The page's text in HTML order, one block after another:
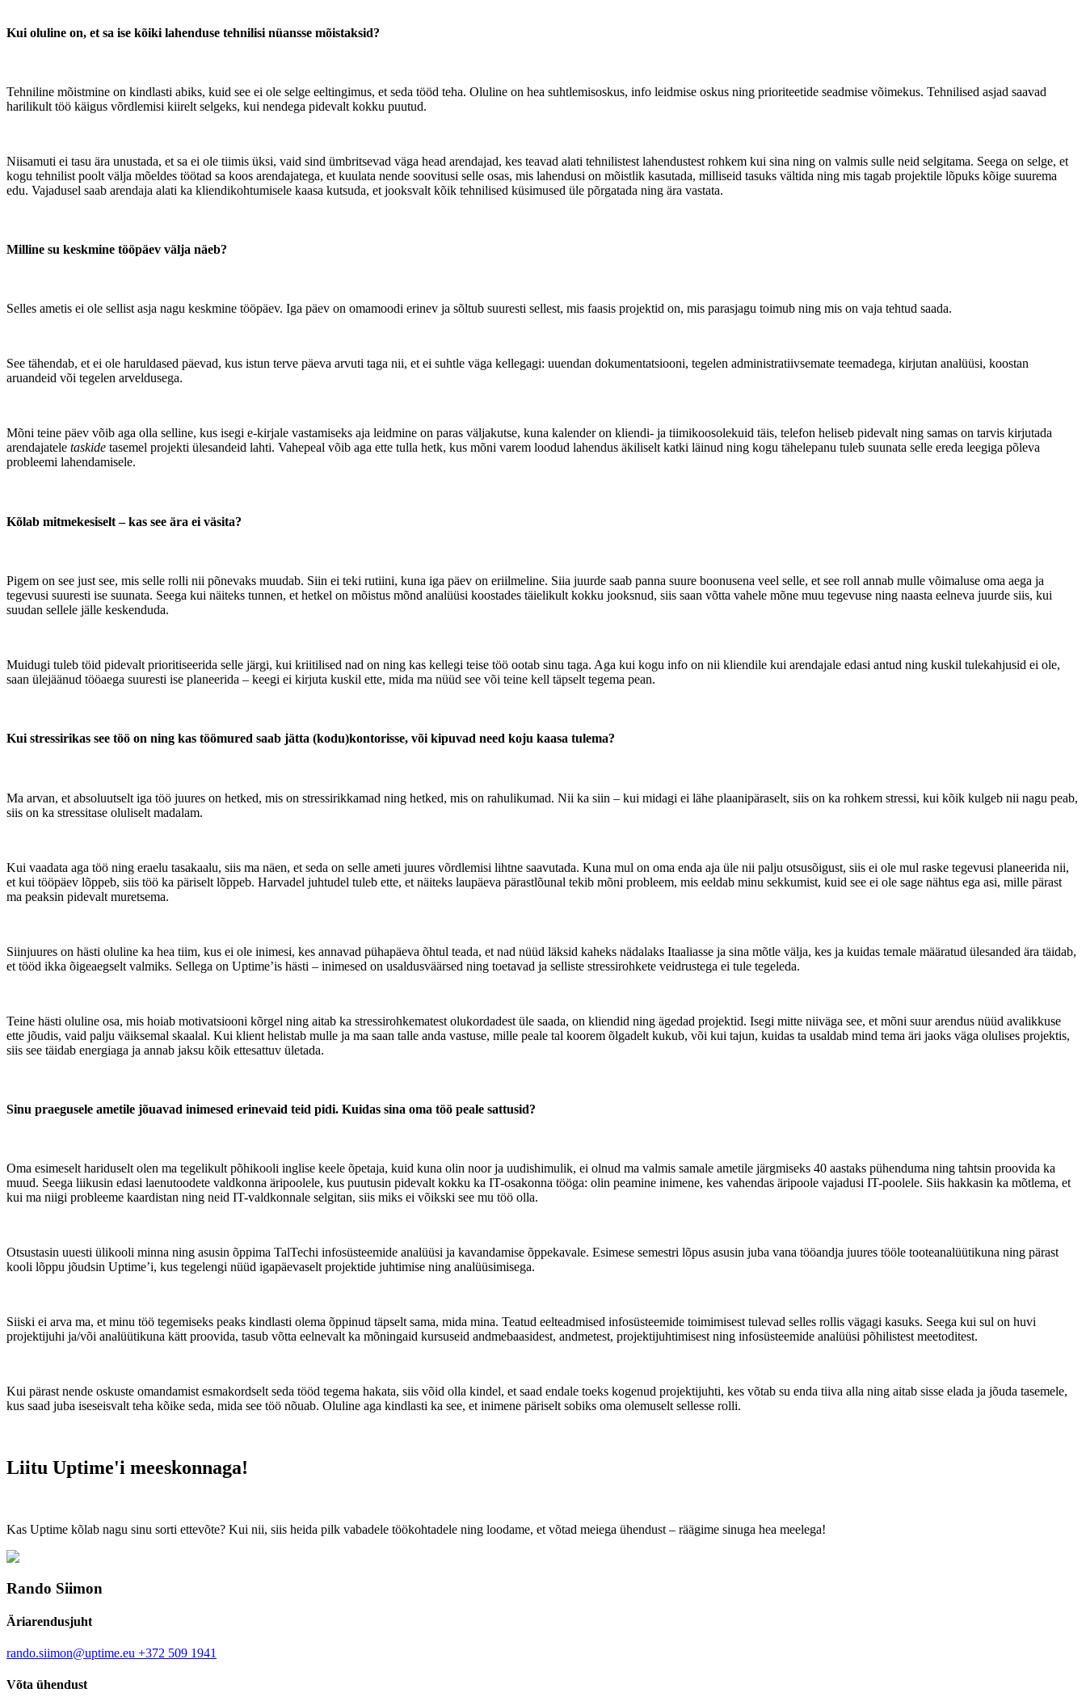
Kui oluline on, et sa ise kõiki lahenduse tehnilisi nüansse mõistaksid?
Tehniline mõistmine on kindlasti abiks, kuid see ei ole selge eeltingimus, et seda tööd teha. Oluline on hea suhtlemisoskus, info leidmise oskus ning prioriteetide seadmise võimekus. Tehnilised asjad saavad
harilikult töö käigus võrdlemisi kiirelt selgeks, kui nendega pidevalt kokku puutud.
Niisamuti ei tasu ära unustada, et sa ei ole tiimis üksi, vaid sind ümbritsevad väga head arendajad, kes teavad alati tehnilistest lahendustest rohkem kui sina ning on valmis sulle neid selgitama. Seega on selge, et
kogu tehnilist poolt välja mõeldes töötad sa koos arendajatega, et kuulata nende soovitusi selle osas, mis lahendusi on mõistlik kasutada, milliseid tasuks vältida ning mis tagab projektile lõpuks kõige suurema
edu. Vajadusel saab arendaja alati ka kliendikohtumisele kaasa kutsuda, et jooksvalt kõik tehnilised küsimused üle põrgatada ning ära vastata.
Milline su keskmine tööpäev välja näeb?
Selles ametis ei ole sellist asja nagu keskmine tööpäev. Iga päev on omamoodi erinev ja sõltub suuresti sellest, mis faasis projektid on, mis parasjagu toimub ning mis on vaja tehtud saada.
See tähendab, et ei ole haruldased päevad, kus istun terve päeva arvuti taga nii, et ei suhtle väga kellegagi: uuendan dokumentatsiooni, tegelen administratiivsemate teemadega, kirjutan analüüsi, koostan
aruandeid või tegelen arveldusega.
Mõni teine päev võib aga olla selline, kus isegi e-kirjale vastamiseks aja leidmine on paras väljakutse, kuna kalender on kliendi- ja tiimikoosolekuid täis, telefon heliseb pidevalt ning samas on tarvis kirjutada
arendajatele taskide tasemel projekti ülesandeid lahti. Vahepeal võib aga ette tulla hetk, kus mõni varem loodud lahendus äkiliselt katki läinud ning kogu tähelepanu tuleb suunata selle ereda leegiga põleva
probleemi lahendamisele.
Kõlab mitmekesiselt – kas see ära ei väsita?
Pigem on see just see, mis selle rolli nii põnevaks muudab. Siin ei teki rutiini, kuna iga päev on eriilmeline. Siia juurde saab panna suure boonusena veel selle, et see roll annab mulle võimaluse oma aega ja
tegevusi suuresti ise suunata. Seega kui näiteks tunnen, et hetkel on mõistus mõnd analüüsi koostades täielikult kokku jooksnud, siis saan võtta vahele mõne muu tegevuse ning naasta eelneva juurde siis, kui
suudan sellele jälle keskenduda.
Muidugi tuleb töid pidevalt prioritiseerida selle järgi, kui kriitilised nad on ning kas kellegi teise töö ootab sinu taga. Aga kui kogu info on nii kliendile kui arendajale edasi antud ning kuskil tulekahjusid ei ole,
saan ülejäänud tööaega suuresti ise planeerida – keegi ei kirjuta kuskil ette, mida ma nüüd see või teine kell täpselt tegema pean.
Kui stressirikas see töö on ning kas töömured saab jätta (kodu)kontorisse, või kipuvad need koju kaasa tulema?
Ma arvan, et absoluutselt iga töö juures on hetked, mis on stressirikkamad ning hetked, mis on rahulikumad. Nii ka siin – kui midagi ei lähe plaanipäraselt, siis on ka rohkem stressi, kui kõik kulgeb nii nagu peab,
siis on ka stressitase oluliselt madalam.
Kui vaadata aga töö ning eraelu tasakaalu, siis ma näen, et seda on selle ameti juures võrdlemisi lihtne saavutada. Kuna mul on oma enda aja üle nii palju otsusõigust, siis ei ole mul raske tegevusi planeerida nii,
et kui tööpäev lõppeb, siis töö ka päriselt lõppeb. Harvadel juhtudel tuleb ette, et näiteks laupäeva pärastlõunal tekib mõni probleem, mis eeldab minu sekkumist, kuid see ei ole sage nähtus ega asi, mille pärast
ma peaksin pidevalt muretsema.
Siinjuures on hästi oluline ka hea tiim, kus ei ole inimesi, kes annavad pühapäeva õhtul teada, et nad nüüd läksid kaheks nädalaks Itaaliasse ja sina mõtle välja, kes ja kuidas temale määratud ülesanded ära täidab,
et tööd ikka õigeaegselt valmiks. Sellega on Uptime’is hästi – inimesed on usaldusväärsed ning toetavad ja selliste stressirohkete veidrustega ei tule tegeleda.
Teine hästi oluline osa, mis hoiab motivatsiooni kõrgel ning aitab ka stressirohkematest olukordadest üle saada, on kliendid ning ägedad projektid. Isegi mitte niiväga see, et mõni suur arendus nüüd avalikkuse
ette jõudis, vaid palju väiksemal skaalal. Kui klient helistab mulle ja ma saan talle anda vastuse, mille peale tal koorem õlgadelt kukub, või kui tajun, kuidas ta usaldab mind tema äri jaoks väga olulises projektis,
siis see täidab energiaga ja annab jaksu kõik ettesattuv ületada.
Sinu praegusele ametile jõuavad inimesed erinevaid teid pidi. Kuidas sina oma töö peale sattusid?
Oma esimeselt hariduselt olen ma tegelikult põhikooli inglise keele õpetaja, kuid kuna olin noor ja uudishimulik, ei olnud ma valmis samale ametile järgmiseks 40 aastaks pühenduma ning tahtsin proovida ka
muud. Seega liikusin edasi laenutoodete valdkonna äripoolele, kus puutusin pidevalt kokku ka IT-osakonna tööga: olin peamine inimene, kes vahendas äripoole vajadusi IT-poolele. Siis hakkasin ka mõtlema, et
kui ma niigi probleeme kaardistan ning neid IT-valdkonnale selgitan, siis miks ei võikski see mu töö olla.
Otsustasin uuesti ülikooli minna ning asusin õppima TalTechi infosüsteemide analüüsi ja kavandamise õppekavale. Esimese semestri lõpus asusin juba vana tööandja juures tööle tooteanalüütikuna ning pärast
kooli lõppu jõudsin Uptime’i, kus tegelengi nüüd igapäevaselt projektide juhtimise ning analüüsimisega.
Siiski ei arva ma, et minu töö tegemiseks peaks kindlasti olema õppinud täpselt sama, mida mina. Teatud eelteadmised infosüsteemide toimimisest tulevad selles rollis vägagi kasuks. Seega kui sul on huvi
projektijuhi ja/või analüütikuna kätt proovida, tasub võtta eelnevalt ka mõningaid kursuseid andmebaasidest, andmetest, projektijuhtimisest ning infosüsteemide analüüsi põhilistest meetoditest.
Kui pärast nende oskuste omandamist esmakordselt seda tööd tegema hakata, siis võid olla kindel, et saad endale toeks kogenud projektijuhti, kes võtab su enda tiiva alla ning aitab sisse elada ja jõuda tasemele,
kus saad juba iseseisvalt teha kõike seda, mida see töö nõuab. Oluline aga kindlasti ka see, et inimene päriselt sobiks oma olemuselt sellesse rolli.
Liitu Uptime'i meeskonnaga!
Kas Uptime kõlab nagu sinu sorti ettevõte? Kui nii, siis heida pilk vabadele töökohtadele ning loodame, et võtad meiega ühendust – räägime sinuga hea meelega!
Rando Siimon
Äriarendusjuht
rando.siimon@uptime.eu +372 509 1941
Võta ühendust